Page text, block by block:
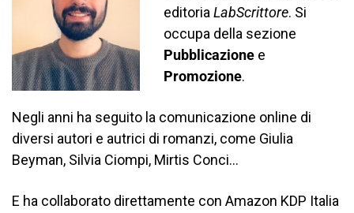
editoria LabScrittore. Si
occupa della sezione
Pubblicazione e
Promozione.
Negli anni ha seguito la comunicazione online di
diversi autori e autrici di romanzi, come Giulia
Beyman, Silvia Ciompi, Mirtis Conci…
E ha collaborato direttamente con Amazon KDP Italia